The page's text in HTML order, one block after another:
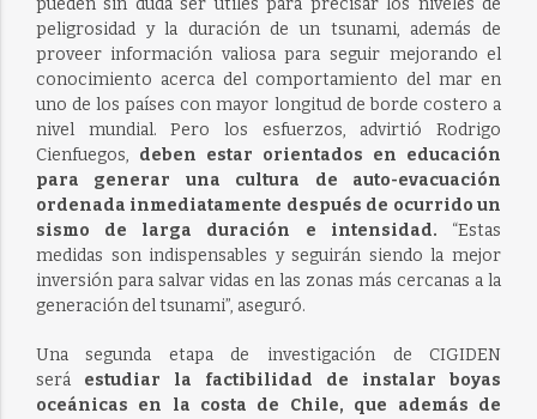
pueden sin duda ser útiles para precisar los niveles de
peligrosidad y la duración de un tsunami, además de
proveer información valiosa para seguir mejorando el
conocimiento acerca del comportamiento del mar en
uno de los países con mayor longitud de borde costero a
nivel mundial. Pero los esfuerzos, advirtió Rodrigo
Cienfuegos, deben estar orientados en educación
para generar una cultura de auto-evacuación
ordenada inmediatamente después de ocurrido un
sismo de larga duración e intensidad. “Estas
medidas son indispensables y seguirán siendo la mejor
inversión para salvar vidas en las zonas más cercanas a la
generación del tsunami”, aseguró.
Una segunda etapa de investigación de CIGIDEN
será estudiar la factibilidad de instalar boyas
oceánicas en la costa de Chile, que además de